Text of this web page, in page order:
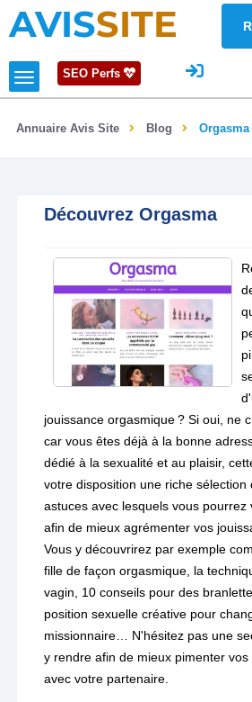
AVISSITE
SEO Perfs
Annuaire Avis Site Blog Orgasma
Découvrez Orgasma
jouissance orgasmique ? Si oui, ne
car vous êtes déjà à la bonne
dédié à la sexualité et au plaisir,
votre disposition une riche sélection
astuces avec lesquels vous pourrez
afin de mieux agrémenter vos
Vous y découvrirez par exemple
fille de façon orgasmique, la
vagin, 10 conseils pour des
position sexuelle créative pour
missionnaire… N'hésitez pas une
y rendre afin de mieux pimenter vos
avec votre partenaire.